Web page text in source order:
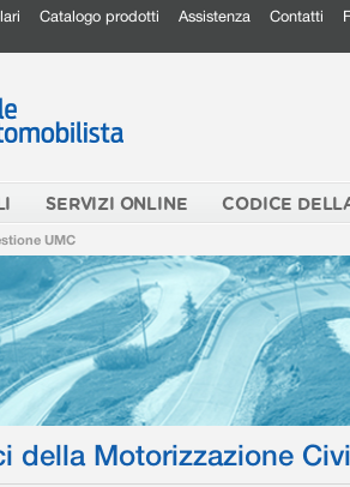
Catalogo prodotti Assistenza Contatti
SERVIZI ONLINE CODICE
UMC
della Motorizzazione